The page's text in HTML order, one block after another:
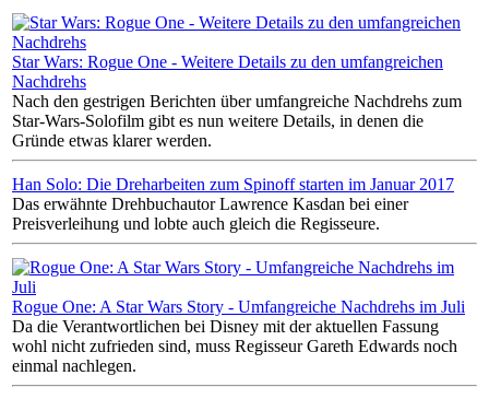
Star Wars: Rogue One - Weitere Details zu den umfangreichen
Nachdrehs
Nach den gestrigen Berichten über umfangreiche Nachdrehs zum
Star-Wars-Solofilm gibt es nun weitere Details, in denen die
Gründe etwas klarer werden.
Han Solo: Die Dreharbeiten zum Spinoff starten im Januar 2017
Das erwähnte Drehbuchautor Lawrence Kasdan bei einer
Preisverleihung und lobte auch gleich die Regisseure.
Rogue One: A Star Wars Story - Umfangreiche Nachdrehs im Juli
Da die Verantwortlichen bei Disney mit der aktuellen Fassung
wohl nicht zufrieden sind, muss Regisseur Gareth Edwards noch
einmal nachlegen.